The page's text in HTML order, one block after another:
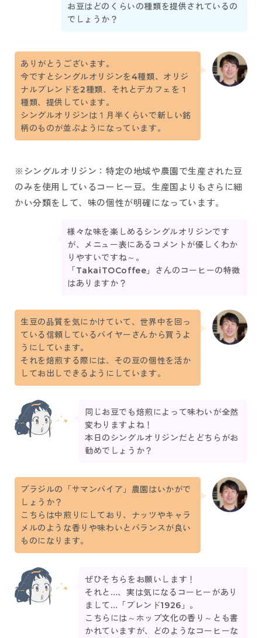
お豆はどのくらいの種類を提供されているの
でしょうか？
ありがとうございます。
今ですとシングルオリジンを4種類、オリジ
ナルブレンドを2種類、それとデカフェを１
種類、提供しています。
シングルオリジンは１月半くらいで新しい銘
柄のものが並ぶようになっています。
※シングルオリジン：特定の地域や農園で生産された豆
のみを使用しているコーヒー豆。生産国よりもさらに細
かい分類をして、味の個性が明確になっています。
様々な味を楽しめるシングルオリジンです
が、メニュー表にあるコメントが優しくわか
りやすいですね～。
「TakaiTOCoffee」さんのコーヒーの特徴
はありますか？
生豆の品質を気にかけていて、世界中を回っ
ている信頼しているバイヤーさんから買うよ
うにしています。
それを焙煎する際には、その豆の個性を活か
してお出しできるようにしています。
同じお豆でも焙煎によって味わいが全然
変わりますよね！
本日のシングルオリジンだとどちらがお
勧めでしょうか？
ブラジルの「サマンバイア」農園はいかがで
しょうか？
こちらは中煎りにしており、ナッツやキャラ
メルのような香りや味わいとバランスが良い
ものになります。
ぜひそちらをお願いします！
それと…、実は気になるコーヒーがあり
まして…「ブレンド1926」。
こちらには～ホップ文化の香り～とも書
かれていますが、どのようなコーヒーな